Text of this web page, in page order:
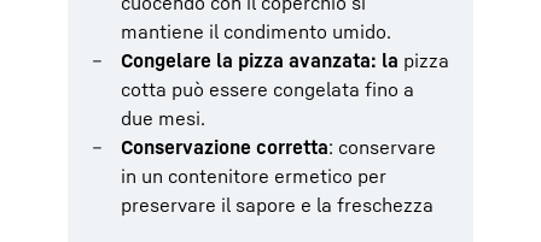
mantiene il condimento umido.
Congelare la pizza avanzata: la pizza
cotta può essere congelata fino a
due mesi.
Conservazione corretta: conservare
in un contenitore ermetico per
preservare il sapore e la freschezza